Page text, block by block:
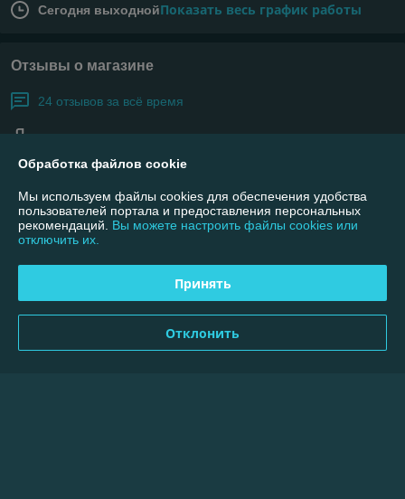
Сегодня выходнойПоказать весь график работы
Отзывы о магазине
24 отзывов за всё время
Отлично
Сделка подтверждена через корзину
Очень плохо
ведь товара нет в наличии...
Обработка файлов cookie
Мы используем файлы cookies для обеспечения удобства
пользователей портала и предоставления персональных
рекомендаций. Вы можете настроить файлы cookies или
отключить их.
Принять
Отклонить